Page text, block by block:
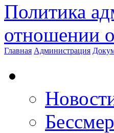
Политика
отношении
Главная Администрация